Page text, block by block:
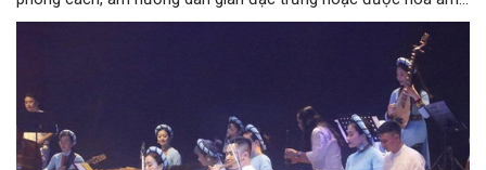
phối khí mới trên nền tảng làn điệu âm nhạc truyền thống Việt
Nam, đồng thời phải được trình diễn trực tiếp bằng nhạc cụ dân